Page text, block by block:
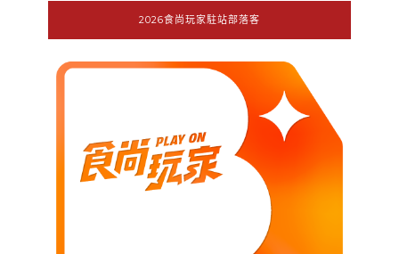
2026食尚玩家駐站部落客